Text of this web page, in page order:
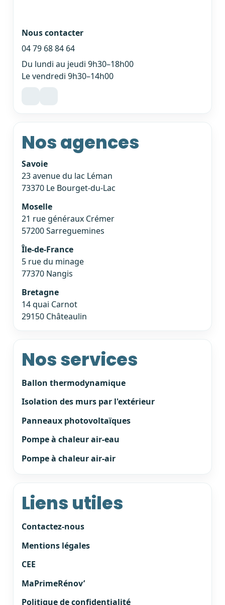
Nous contacter
04 79 68 84 64
Du lundi au jeudi 9h30–18h00
Le vendredi 9h30–14h00
Nos agences
Savoie
23 avenue du lac Léman
73370 Le Bourget-du-Lac
Moselle
21 rue généraux Crémer
57200 Sarreguemines
Île-de-France
5 rue du minage
77370 Nangis
Bretagne
14 quai Carnot
29150 Châteaulin
Nos services
Ballon thermodynamique
Isolation des murs par l'extérieur
Panneaux photovoltaïques
Pompe à chaleur air-eau
Pompe à chaleur air-air
Liens utiles
Contactez-nous
Mentions légales
CEE
MaPrimeRénov’
Politique de confidentialité